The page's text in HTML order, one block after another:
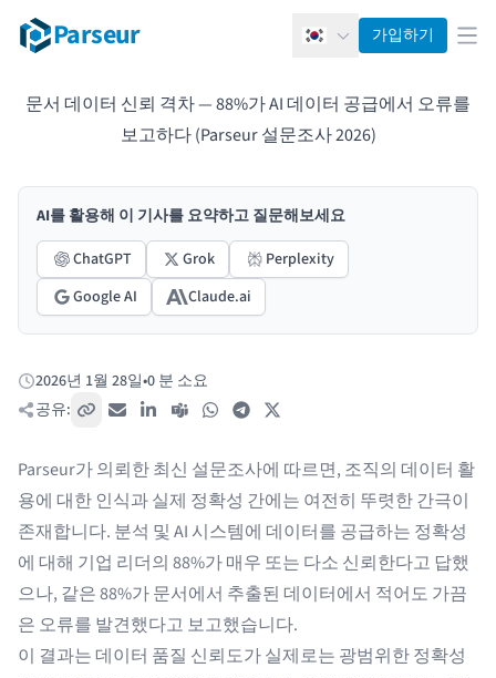
Parseur 한국어가입하기 메
문서 데이터 신뢰 격차 — 88%가 AI 데이터 공급에서 오류를
보고하다 (Parseur 설문조사 2026)
AI를 활용해 이 기사를 요약하고 질문해보세요
ChatGPT
Grok
Perplexity
Google AI
Claude.ai
게시됨:
2026년 1월 28일•0 분 소요
공유:
링크 복사이메일LinkedIn
Teams WhatsAppTelegram
Parseur가 의뢰한 최신 설문조사에 따르면, 조직의 데이터 활
용에 대한 인식과 실제 정확성 간에는 여전히 뚜렷한 간극이
존재합니다. 분석 및 AI 시스템에 데이터를 공급하는 정확성
에 대해 기업 리더의 88%가 매우 또는 다소 신뢰한다고 답했
으나, 같은 88%가 문서에서 추출된 데이터에서 적어도 가끔
은 오류를 발견했다고 보고했습니다.
이 결과는 데이터 품질 신뢰도가 실제로는 광범위한 정확성